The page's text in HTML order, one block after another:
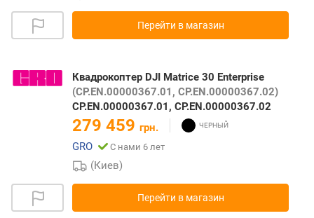
Перейти в магазин
Квадрокоптер DJI Matrice 30 Enterprise
(CP.EN.00000367.01, CP.EN.00000367.02)
CP.EN.00000367.01, CP.EN.00000367.02
279 459 грн.
GRO
С нами 6 лет
(Киев)
Перейти в магазин